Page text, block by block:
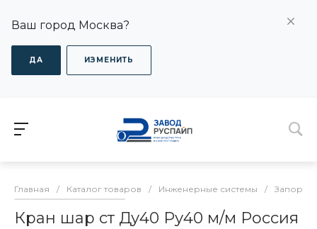
Ваш город Москва?
ДА ИЗМЕНИТЬ
Главная / Каталог товаров / Инженерные системы /
Кран шар ст Ду40 Ру40 м/м Россия